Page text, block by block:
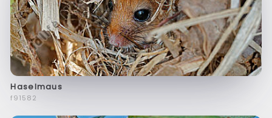
Haselmaus
f91582